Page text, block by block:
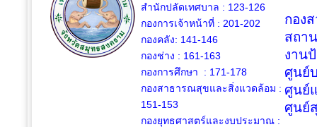
สำนักปลัดเทศบาล : 123-126
กองการเจ้าหน้าที่ : 201-202
กองคลัง: 141-146
กองช่าง : 161-163
กองการศึกษา : 171-178
กองสาธารณสุขและสิ่งแวดล้อม :
151-153
กองยุทธศาสตร์และงบประมาณ :
กอง
สถา
งาน
ศูนย์
ศูนย์
ศูนย์